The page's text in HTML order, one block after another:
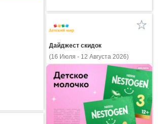
Дайджест скидок
(16 Июля - 12 Августа 2026)